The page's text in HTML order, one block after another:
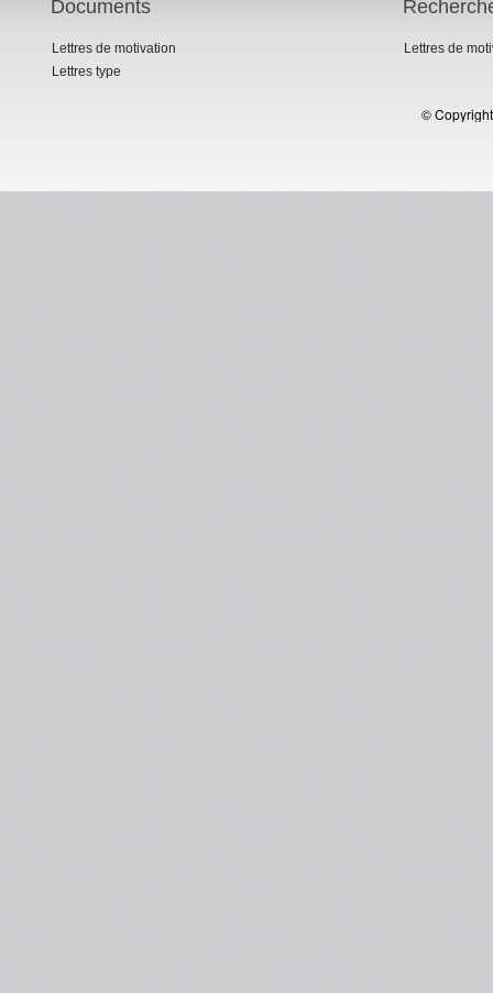
Documents
Lettres de motivation
Lettres type
Lettres de
©